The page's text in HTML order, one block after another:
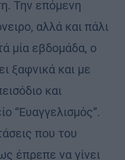
Την επόμενη
αλλά και πάλι
μία εβδομάδα, ο
ξαφνικά και με
και
“Ευαγγελισμός”.
που του
έπρεπε να γίνει